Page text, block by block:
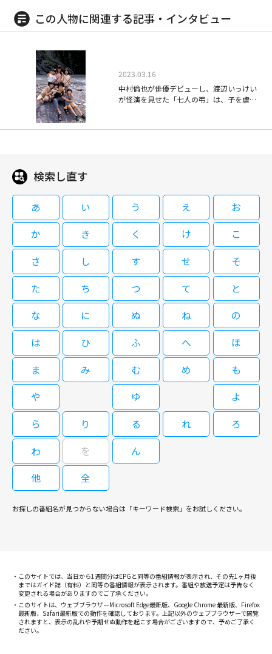
大ヒットクライムサスペンス『石の繭』の続編。シリーズ史上最も大胆かつ
複雑な事件の全貌とは？その衝撃のラストへのカウントダウンが今、始ま
る！（全5話）
連続ドラマW 水晶の鼓動 殺人分析班
08/17(月)12:00～13:00
大ヒットクライムサスペンス『石の繭』の続編。シリーズ史上最も大胆かつ
複雑な事件の全貌とは？その衝撃のラストへのカウントダウンが今、始ま
る！（全5話） 最終話：犯人に最後の爆弾の場所を問い詰める鷹野。しか
し、犯人は喉を切ったせいで声が出せない状態になっていた。塔子も説得に
当たるが犯人は警察に対する宣戦布告のような驚くべき行動に出る。警察は
爆破回避のためにある人物に協力要請をかける中、クライマックスへつなが
る爆弾のタイマーがカウントダウンを始める……。
閉じる
記した図面が隠されているという……。
2004年に日本テレビ系で放送されたスペシャル時代劇。伯父の萬屋錦之介
（中村錦之助）も演じたことのある丹下左膳役に挑んだ中村獅童は、同年
揮して好評を得た。墨で描いた髑髏柄が入った白地の着流し衣裳にも注目。
徳川八代将軍・吉宗（風間杜夫）の治世。隻眼隻腕の素浪人・丹下左膳（中
村獅童）が居候する浅草駒形の小唄師匠・お藤（ともさかりえ）の家に、鼓
芸人でお藤の舎弟の与吉（渡辺いっけい）が、伊賀藩の次男坊・柳生源三郎
（RIKIYA）から盗んだ壺を持ち込んできた。与吉は、源三郎と司馬道場の
娘・萩乃（宮地真緒）との婚礼を阻止したい師範代・峰丹波（松重豊）に頼
まれ、引き出物として国元から運ばれてきた壺を盗み出したのだ。その後、
主演：中村獅童
08/28(金)23:00～01:00
（中村錦之助）も演じたことのある丹下左膳役に挑んだ中村獅童は、同年
12月から新橋演舞場で舞台版『丹下左膳』にも主演し、持ち味を存分に発
揮して好評を得た。墨で描いた髑髏柄が入った白地の着流し衣裳にも注目。
徳川八代将軍・吉宗（風間杜夫）の治世。隻眼隻腕の素浪人・丹下左膳（中
村獅童）が居候する浅草駒形の小唄師匠・お藤（ともさかりえ）の家に、鼓
芸人でお藤の舎弟の与吉（渡辺いっけい）が、伊賀藩の次男坊・柳生源三郎
（RIKIYA）から盗んだ壺を持ち込んできた。与吉は、源三郎と司馬道場の
娘・萩乃（宮地真緒）との婚礼を阻止したい師範代・峰丹波（松重豊）に頼
まれ、引き出物として国元から運ばれてきた壺を盗み出したのだ。その後、
ひょんなことから壺は、汁粉屋の小僧・チョビ安（西原信裕）の手を経て左
膳のもとへわたるが、その中には、柳生家に伝わる隠し金百万両の在りかを
記した図面が隠されているという……。
閉じる
刑事調査官・玉坂みやこ 2 ＜出演＞
浅野温子／渡辺いっけい／佐藤友美
光 ほか
閉じる
この人物に関連する記事・インタビュー
2023.03.16
中村倫也が俳優デビューし、渡辺いっけい
が怪演を見せた「七人の弔」は、子を虐待
検索し直す
あ い う え
お
か
き く け
こ
さ
し す せ
そ
た
ち つ て
と
な
に ぬ ね
の
は
ひ ふ へ
ほ
ま
み む め
も
や
ゆ
よ
ら
り る れ
ろ
わ
を
ん
他
全
お探しの番組名が見つからない場合は「キーワード検索」をお試しください。
このサイトでは、当日から1週間分はEPGと同等の番組情報が表示され、その先1ヶ月後
まではガイド誌（有料）と同等の番組情報が表示されます。番組や放送予定は予告なく
変更される場合がありますのでご了承ください。
このサイトは、ウェブブラウザーMicrosoft Edge最新版、Google Chrome 最新版、Firefox
最新版、Safari最新版での動作を確認しております。上記以外のウェブブラウザーで閲覧
されますと、表示の乱れや予期せぬ動作を起こす場合がございますので、予めご了承く
ださい。